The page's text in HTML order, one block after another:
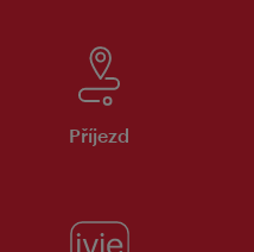
Příjezd